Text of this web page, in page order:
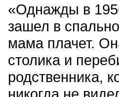
«Однажды в
зашел в
мама плачет.
столика и
родственника,
никогда не